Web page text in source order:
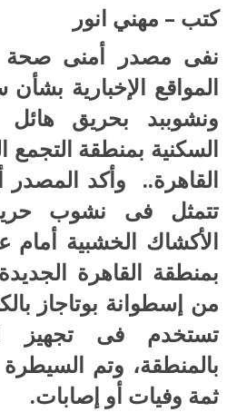
انفجار
ونشوب
حريق
بالتجمع
الخامس
مغلقة
كتب – مهني انور
نفى مصدر أمنى صحة
المواقع الإخبارية
ونشوببد بحريق هائل
السكنية بمنطقة
القاهرة.. وأكد المصدر
تتمثل فى نشوب
الأكشاك الخشبية أمام
بمنطقة القاهرة
من إسطوانة بوتاجاز
تستخدم فى تجهيز
بالمنطقة، وتم
ثمة وفيات أو إصابات.